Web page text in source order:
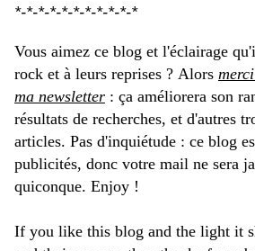
*-*-*-*-*-*-*-*-*-*-*
Vous aimez ce blog et l'éclairage
rock et à leurs reprises ? Alors
ma newsletter : ça améliorera son
résultats de recherches, et d'autres
articles. Pas d'inquiétude : ce blog
publicités, donc votre mail ne sera
quiconque. Enjoy !
If you like this blog and the light it